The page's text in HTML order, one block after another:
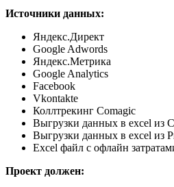
Источники данных:
Яндекс.Директ
Google Adwords
Яндекс.Метрика
Google Analytics
Facebook
Vkontakte
Коллтрекинг Comagic
Выгрузки данных в excel из
Выгрузки данных в excel из
Excel файл с офлайн
Проект должен: